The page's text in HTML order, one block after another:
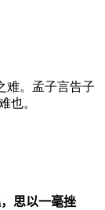
难。孟子言告子
也。
思以一毫挫